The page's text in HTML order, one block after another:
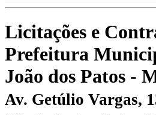
Licitações e
Prefeitura
João dos Patos -
Av. Getúlio Vargas,